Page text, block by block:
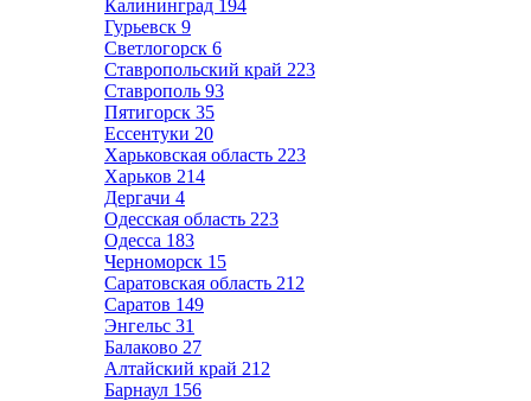
Калининград 194
Гурьевск 9
Светлогорск 6
Ставропольский край 223
Ставрополь 93
Пятигорск 35
Ессентуки 20
Харьковская область 223
Харьков 214
Дергачи 4
Одесская область 223
Одесса 183
Черноморск 15
Саратовская область 212
Саратов 149
Энгельс 31
Балаково 27
Алтайский край 212
Барнаул 156